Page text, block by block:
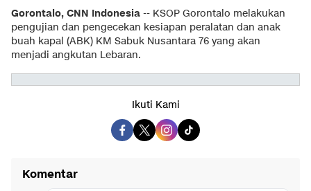
Gorontalo, CNN Indonesia -- KSOP Gorontalo melakukan
pengujian dan pengecekan kesiapan peralatan dan anak
buah kapal (ABK) KM Sabuk Nusantara 76 yang akan
menjadi angkutan Lebaran.
Ikuti Kami
Komentar